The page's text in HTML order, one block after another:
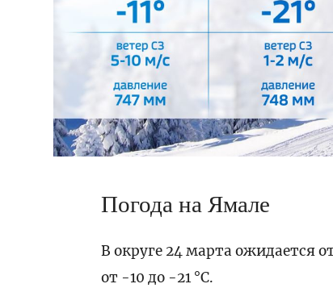
Погода на Ямале
В округе 24 марта ожидается
от -10 до -21 °C.